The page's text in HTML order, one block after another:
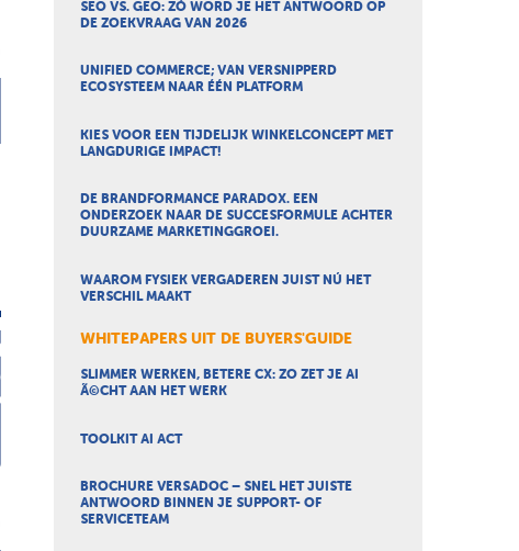
SEO VS. GEO: ZÓ WORD JE HET ANTWOORD OP
DE ZOEKVRAAG VAN 2026
UNIFIED COMMERCE; VAN VERSNIPPERD
ECOSYSTEEM NAAR ÉÉN PLATFORM
KIES VOOR EEN TIJDELIJK WINKELCONCEPT MET
LANGDURIGE IMPACT!
DE BRANDFORMANCE PARADOX. EEN
ONDERZOEK NAAR DE SUCCESFORMULE ACHTER
DUURZAME MARKETINGGROEI.
WAAROM FYSIEK VERGADEREN JUIST NÚ HET
VERSCHIL MAAKT
WHITEPAPERS UIT DE BUYERS'GUIDE
SLIMMER WERKEN, BETERE CX: ZO ZET JE AI
Ã©CHT AAN HET WERK
TOOLKIT AI ACT
BROCHURE VERSADOC – SNEL HET JUISTE
ANTWOORD BINNEN JE SUPPORT- OF
SERVICETEAM